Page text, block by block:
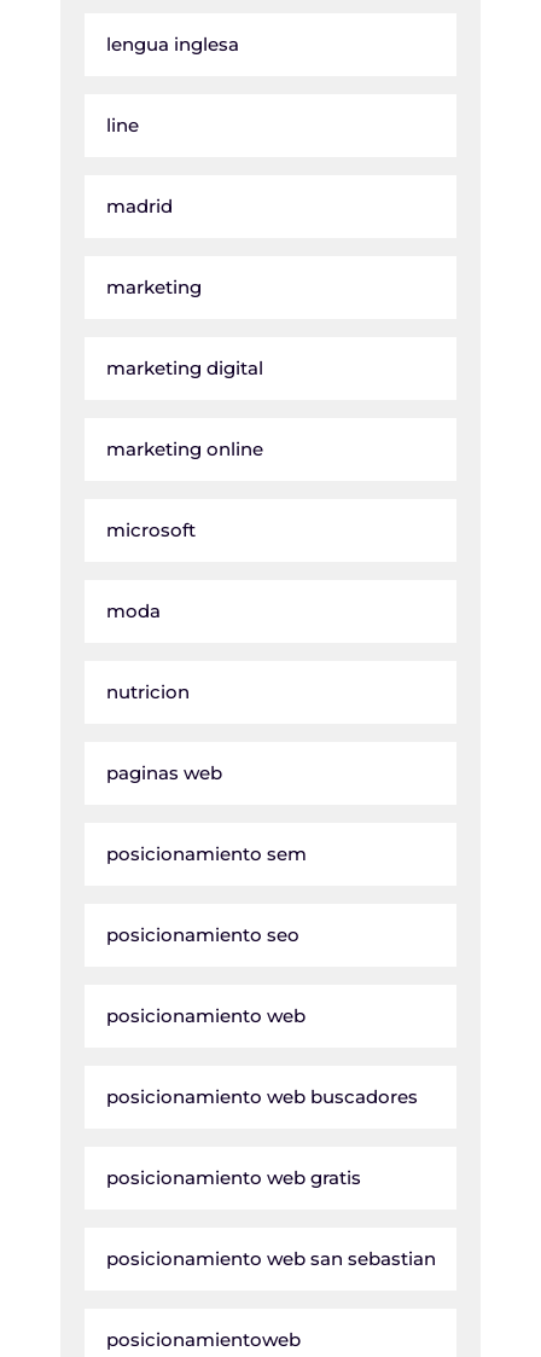
lengua inglesa
line
madrid
marketing
marketing digital
marketing online
microsoft
moda
nutricion
paginas web
posicionamiento sem
posicionamiento seo
posicionamiento web
posicionamiento web buscadores
posicionamiento web gratis
posicionamiento web san sebastian
posicionamientoweb